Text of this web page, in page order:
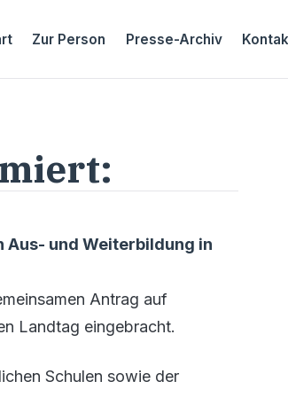
Zur Person Presse-Archiv
und Weiterbildung in
Antrag auf
Landtag eingebracht.
Schulen sowie der